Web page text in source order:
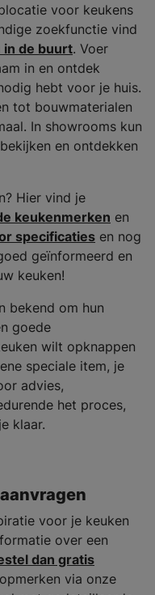
voor keukens
zoekfunctie vind
in de buurt. Voer
in en ontdek
hebt voor je huis.
tot bouwmaterialen
In showrooms kun
en ontdekken
Hier vind je
keukenmerken en
specificaties en nog
geïnformeerd en
keuken!
bekend om hun
goede
wilt opknappen
speciale item, je
advies,
het proces,
klaar.
voor je keuken
over een
dan gratis
via onze